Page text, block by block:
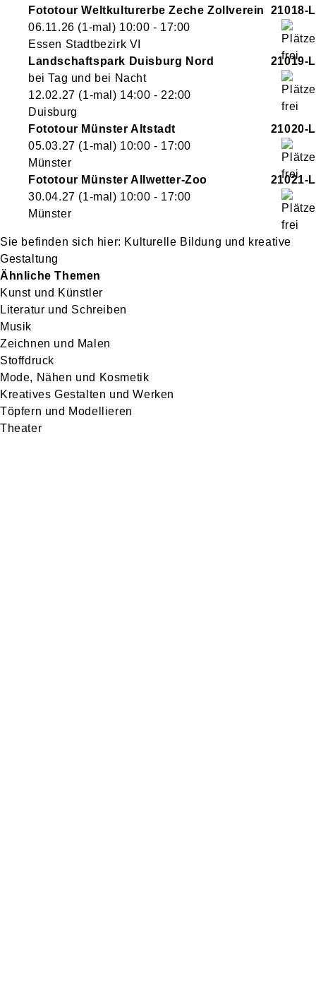
Fototour Weltkulturerbe Zeche Zollverein
21018-L
06.11.26 (1-mal) 10:00 - 17:00
Essen Stadtbezirk VI
Landschaftspark Duisburg Nord
21019-L
bei Tag und bei Nacht
12.02.27 (1-mal) 14:00 - 22:00
Duisburg
Fototour Münster Altstadt
21020-L
05.03.27 (1-mal) 10:00 - 17:00
Münster
Fototour Münster Allwetter-Zoo
21021-L
30.04.27 (1-mal) 10:00 - 17:00
Münster
Kulturelle Bildung und kreative
Gestaltung
Ähnliche Themen
Kunst und Künstler
Literatur und Schreiben
Musik
Zeichnen und Malen
Stoffdruck
Mode, Nähen und Kosmetik
Kreatives Gestalten und Werken
Töpfern und Modellieren
Theater